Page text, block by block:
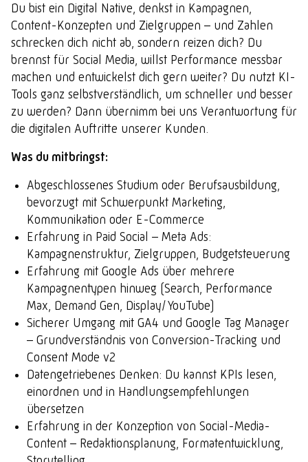
Du bist ein Digital Native, denkst in Kampagnen,
Content-Konzepten und Zielgruppen – und Zahlen
schrecken dich nicht ab, sondern reizen dich? Du
brennst für Social Media, willst Performance messbar
machen und entwickelst dich gern weiter? Du nutzt KI-
Tools ganz selbstverständlich, um schneller und besser
zu werden? Dann übernimm bei uns Verantwortung für
die digitalen Auftritte unserer Kunden.
Was du mitbringst:
Abgeschlossenes Studium oder Berufsausbildung,
bevorzugt mit Schwerpunkt Marketing,
Kommunikation oder E-Commerce
Erfahrung in Paid Social – Meta Ads:
Kampagnenstruktur, Zielgruppen, Budgetsteuerung
Erfahrung mit Google Ads über mehrere
Kampagnentypen hinweg (Search, Performance
Max, Demand Gen, Display/YouTube)
Sicherer Umgang mit GA4 und Google Tag Manager
– Grundverständnis von Conversion-Tracking und
Consent Mode v2
Datengetriebenes Denken: Du kannst KPIs lesen,
einordnen und in Handlungsempfehlungen
übersetzen
Erfahrung in der Konzeption von Social-Media-
Content – Redaktionsplanung, Formatentwicklung,